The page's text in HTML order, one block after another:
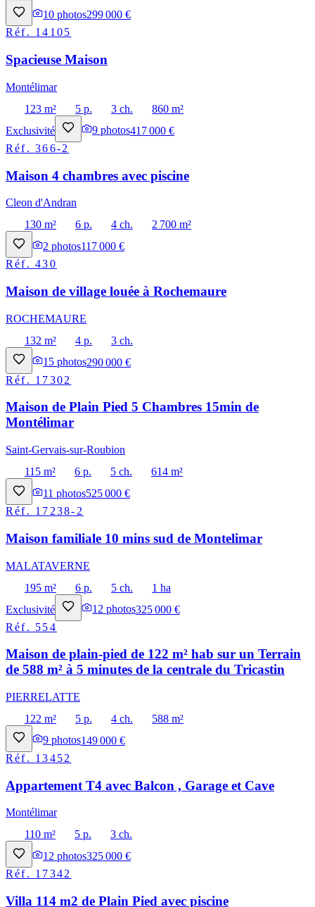
10 photos299 000 €
Réf. 14105
Spacieuse Maison
Montélimar
123 m²
5 p. 3 ch.
860 m²
Exclusivité
9 photos417 000 €
Réf.366-2
Maison 4 chambres avec piscine
Cleon d'Andran
130 m²
6 p. 4 ch.
2 700 m²
2 photos117 000 €
Réf.430
Maison de village louée à Rochemaure
ROCHEMAURE
132 m²
4 p.
3 ch.
15 photos290 000 €
Réf. 17302
Maison de Plain Pied 5 Chambres 15min de
Montélimar
Saint-Gervais-sur-Roubion
115 m²
6 p. 5 ch.
614 m²
11 photos525 000 €
Réf. 17238-2
Maison familiale 10 mins sud de Montelimar
MALATAVERNE
195 m²
6 p. 5 ch.
1 ha
Exclusivité
12 photos325 000 €
Réf. 554
Maison de plain-pied de 122 m² hab sur un Terrain
de 588 m² à 5 minutes de la centrale du Tricastin
PIERRELATTE
122 m²
5 p. 4 ch.
588 m²
9 photos149 000 €
Réf. 13452
Appartement T4 avec Balcon , Garage et Cave
Montélimar
110 m²
5 p.
3 ch.
12 photos325 000 €
Réf. 17342
Villa 114 m2 de Plain Pied avec piscine